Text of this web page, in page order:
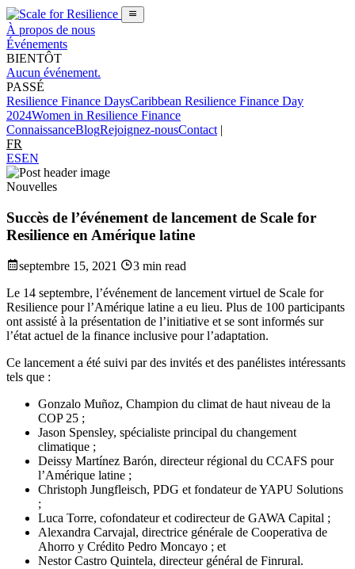
À propos de nous
Événements
BIENTÔT
Aucun événement.
PASSÉ
Resilience Finance DaysCaribbean Resilience Finance Day
2024Women in Resilience Finance
ConnaissanceBlogRejoignez-nousContact |
FR
ESEN
Nouvelles
Succès de l’événement de lancement de Scale for
Resilience en Amérique latine
septembre 15, 2021
3 min read
Le 14 septembre, l’événement de lancement virtuel de Scale for
Resilience pour l’Amérique latine a eu lieu. Plus de 100 participants
ont assisté à la présentation de l’initiative et se sont informés sur
l’état actuel de la finance inclusive pour l’adaptation.
Ce lancement a été suivi par des invités et des panélistes intéressants
tels que :
Gonzalo Muñoz, Champion du climat de haut niveau de la
COP 25 ;
Jason Spensley, spécialiste principal du changement
climatique ;
Deissy Martínez Barón, directeur régional du CCAFS pour
l’Amérique latine ;
Christoph Jungfleisch, PDG et fondateur de YAPU Solutions
;
Luca Torre, cofondateur et codirecteur de GAWA Capital ;
Alexandra Carvajal, directrice générale de Cooperativa de
Ahorro y Crédito Pedro Moncayo ; et
Nestor Castro Quintela, directeur général de Finrural.